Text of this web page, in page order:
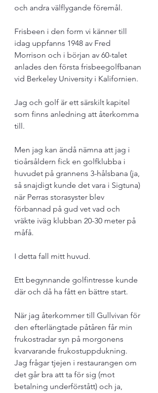
och andra välflygande föremål.
Frisbeen i den form vi känner till
idag uppfanns 1948 av Fred
Morrison och i början av 60-talet
anlades den första frisbeegolfbanan
vid Berkeley University i Kalifornien.
Jag och golf är ett särskilt kapitel
som finns anledning att återkomma
till.
Men jag kan ändå nämna att jag i
tioårsåldern fick en golfklubba i
huvudet på grannens 3-hålsbana (ja,
så snajdigt kunde det vara i Sigtuna)
när Perras storasyster blev
förbannad på gud vet vad och
vräkte iväg klubban 20-30 meter på
måfå.
I detta fall mitt huvud.
Ett begynnande golfintresse kunde
där och då ha fått en bättre start.
När jag återkommer till Gullvivan för
den efterlängtade påtåren får min
frukostradar syn på morgonens
kvarvarande frukostuppdukning.
Jag frågar tjejen i restaurangen om
det går bra att ta för sig (mot
betalning underförstått) och ja,